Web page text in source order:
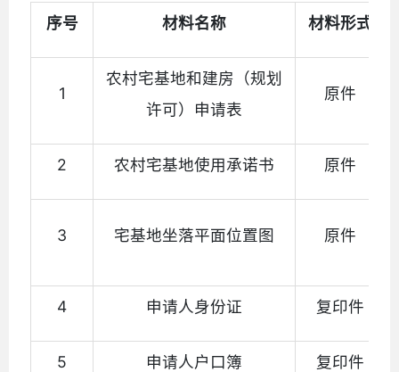
序号 材料名称 材料形式
1
农村宅基地和建房（规划
许可）申请表
原件
2 农村宅基地使用承诺书 原件
3 宅基地坐落平面位置图 原件
4 申请人身份证 复印件
5 申请人户口簿 复印件